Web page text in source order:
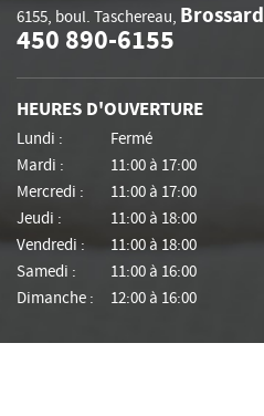
6155, boul. Taschereau, Brossard
450 890-6155
HEURES D'OUVERTURE
Lundi :
Fermé
Mardi :
11:00 à 17:00
Mercredi :
11:00 à 17:00
Jeudi :
11:00 à 18:00
Vendredi :
11:00 à 18:00
Samedi :
11:00 à 16:00
Dimanche :
12:00 à 16:00